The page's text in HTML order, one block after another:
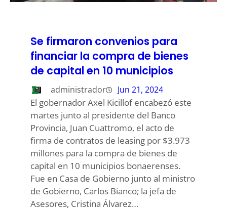
Se firmaron convenios para
financiar la compra de bienes
de capital en 10 municipios
administrador Jun 21, 2024
El gobernador Axel Kicillof encabezó este
martes junto al presidente del Banco
Provincia, Juan Cuattromo, el acto de
firma de contratos de leasing por $3.973
millones para la compra de bienes de
capital en 10 municipios bonaerenses.
Fue en Casa de Gobierno junto al ministro
de Gobierno, Carlos Bianco; la jefa de
Asesores, Cristina Álvarez…